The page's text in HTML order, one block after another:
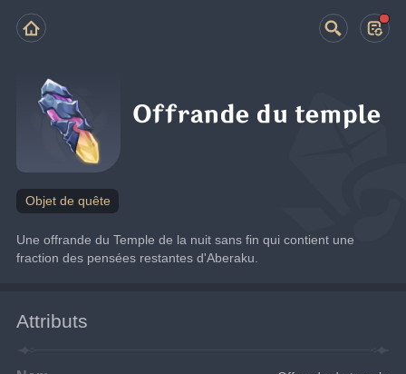
Offrande du temple
Objet de quête
Une offrande du Temple de la nuit sans fin qui contient une
fraction des pensées restantes d'Aberaku.
Attributs